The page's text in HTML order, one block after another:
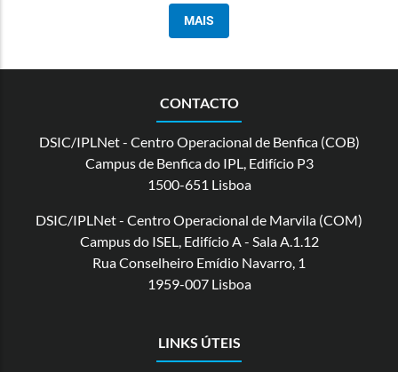
MAIS
CONTACTO
DSIC/IPLNet - Centro Operacional de Benfica (COB)
Campus de Benfica do IPL, Edifício P3
1500-651 Lisboa
DSIC/IPLNet - Centro Operacional de Marvila (COM)
Campus do ISEL, Edifício A - Sala A.1.12
Rua Conselheiro Emídio Navarro, 1
1959-007 Lisboa
LINKS ÚTEIS